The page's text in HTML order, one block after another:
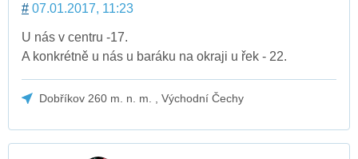
# 07.01.2017, 11:23
U nás v centru -17.
A konkrétně u nás u baráku na okraji u řek - 22.
Dobříkov 260 m. n. m. , Východní Čechy